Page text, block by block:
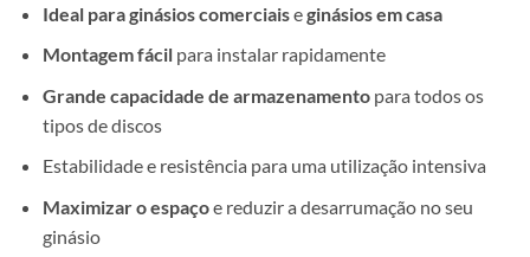
Ideal para ginásios comerciaiseginásios em casa
Montagem fácilpara instalar rapidamente
Grande capacidade de armazenamentopara todos os
tipos de discos
Estabilidade e resistência para uma utilização intensiva
Maximizar o espaçoe reduzir a desarrumação no seu
ginásio